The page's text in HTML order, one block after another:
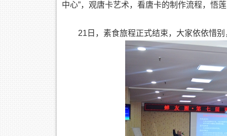
中心”，观唐卡艺术，看唐卡的制作流程，悟
21日，素食旅程正式结束，大家依依惜